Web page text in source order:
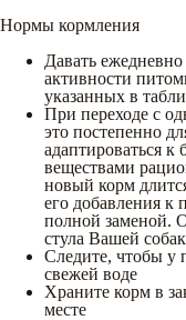
Нормы кормления
Давать ежедневно
активности
указанных в
При переходе с
это постепенно
адаптироваться
веществами
новый корм
его добавления к
полной заменой.
стула Вашей
Следите, чтобы у
свежей воде
Храните корм в
месте